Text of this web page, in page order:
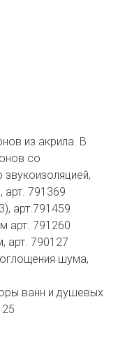
из акрила. В
со
арт. 791369
арт.791459
арт. 791260
арт. 790127
шума,
ванн и душевых